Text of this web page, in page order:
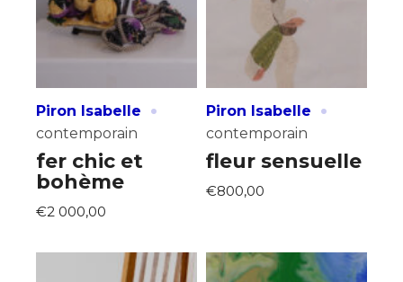
Nom
Prénom
Statut / Organisation
Piron Isabelle ·
contemporain
fer chic et
bohème
€2 000,00
Piron Isabelle ·
contemporain
fleur sensuelle
€800,00